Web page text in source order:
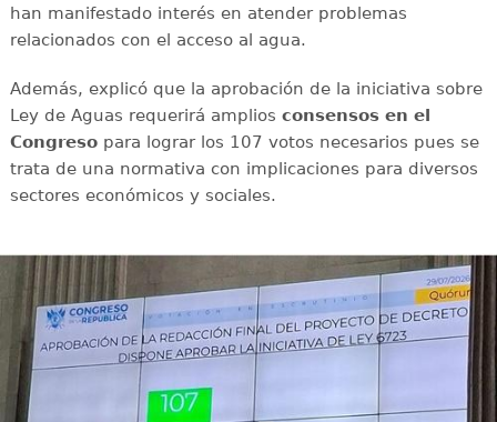
han manifestado interés en atender problemas
relacionados con el acceso al agua.
Además, explicó que la aprobación de la iniciativa sobre
Ley de Aguas requerirá amplios consensos en el
Congresopara lograr los 107 votos necesarios pues se
trata de una normativa con implicaciones para diversos
sectores económicos y sociales.